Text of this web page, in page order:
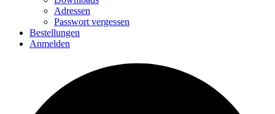
Adressen
Passwort vergessen
Bestellungen
Anmelden